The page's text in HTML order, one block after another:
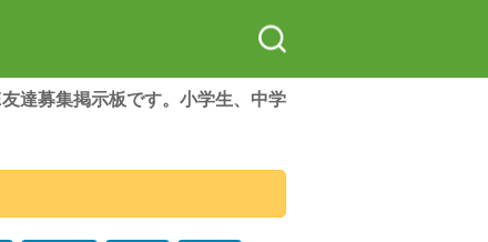
達募集掲示板です。小学生、中学